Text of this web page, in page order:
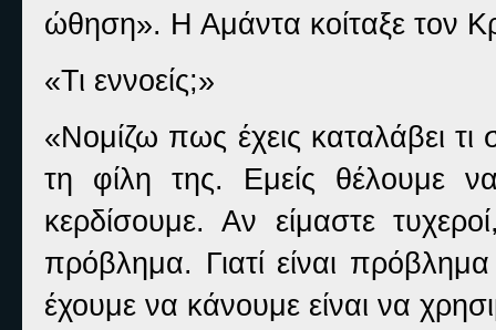
ώθηση». Η Αμάντα κοίταξε τον
«Τι εννοείς;»
«Νομίζω πως έχεις καταλάβει
τη φίλη της. Εμείς θέλουμε
κερδίσουμε. Αν είμαστε
πρόβλημα. Γιατί είναι
έχουμε να κάνουμε είναι να